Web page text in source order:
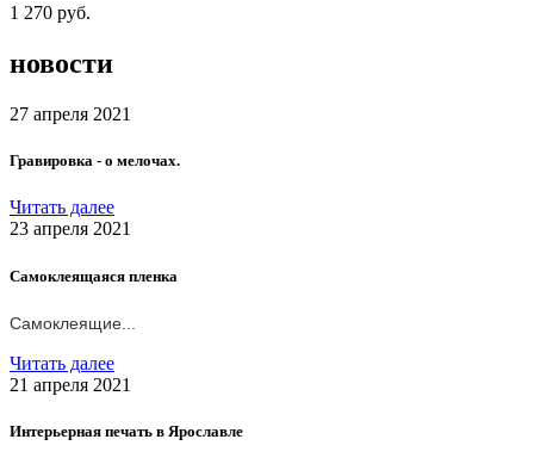
1 270 руб.
новости
27 апреля 2021
Гравировка - о мелочах.
Читать далее
23 апреля 2021
Самоклеящаяся пленка
Самоклеящие...
Читать далее
21 апреля 2021
Интерьерная печать в Ярославле